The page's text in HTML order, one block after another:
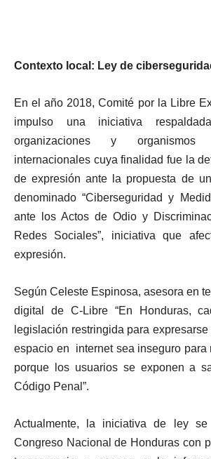
Contexto local: Ley de
En el año 2018, Comité por la Libre
impulso una iniciativa
organizaciones y
internacionales cuya finalidad fue la
de expresión ante la propuesta de
denominado “Ciberseguridad y
ante los Actos de Odio y
Redes Sociales”, iniciativa que
expresión.
Según Celeste Espinosa, asesora en
digital de C-Libre “En Honduras,
legislación restringida para
espacio en internet sea inseguro para
porque los usuarios se exponen a
Código Penal”.
Actualmente, la iniciativa de ley se
Congreso Nacional de Honduras con